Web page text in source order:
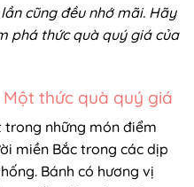
cũng đều nhớ mãi. Hãy
phá thức quà quý giá của
thức quà quý giá
trong những món điểm
miền Bắc trong các dịp
Bánh có hương vị